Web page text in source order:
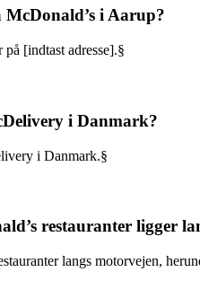
McDonald’s i Aarup?
[indtast adresse].§
i Danmark?
i Danmark.§
restauranter ligger
langs motorvejen,